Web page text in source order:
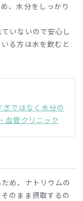
、水分をしっかり
いないので安心し
る方は水を飲むと
ではなく水分の
管クリニック
め、ナトリウムの
のまま摂取するの